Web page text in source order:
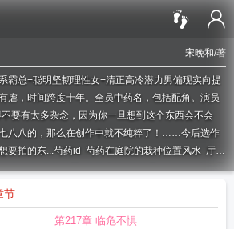
宋晚和/著
霸总+聪明坚韧理性女+清正高冷潜力男偏现实向提
虐，时间跨度十年。全员中药名，包括配角。演员
要有太多杂念，因为你一旦想到这个东西会不会
八八的，那么在创作中就不纯粹了！……今后选作
要拍的东...芍药id 芍药在庭院的栽种位置风水 厅前
谁的诗芍药苗圃芍药庭院芍药居9芍药铺庭前最
芍药铺庭前最浪漫的三个句子
典十首诗句芍药ecom芍药居14
节
第217章 临危不惧